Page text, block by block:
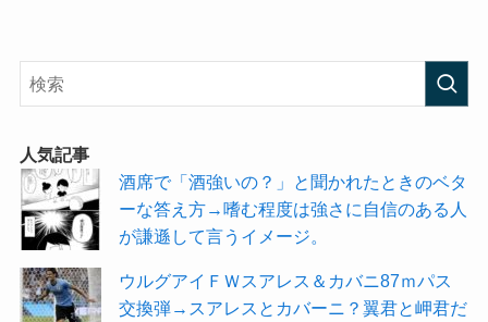
人気記事
酒席で「酒強いの？」と聞かれたときのベタ
ーな答え方→嗜む程度は強さに自信のある人
が謙遜して言うイメージ。
ウルグアイＦＷスアレス＆カバニ87ｍパス
交換弾→スアレスとカバーニ？翼君と岬君だ